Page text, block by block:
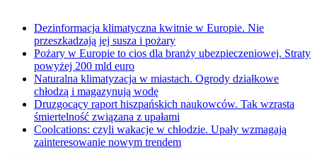
Dezinformacja klimatyczna kwitnie w Europie. Nie
przeszkadzają jej susza i pożary
Pożary w Europie to cios dla branży ubezpieczeniowej. Straty
powyżej 200 mld euro
Naturalna klimatyzacja w miastach. Ogrody działkowe
chłodzą i magazynują wodę
Druzgocący raport hiszpańskich naukowców. Tak wzrasta
śmiertelność związana z upałami
Coolcations: czyli wakacje w chłodzie. Upały wzmagają
zainteresowanie nowym trendem